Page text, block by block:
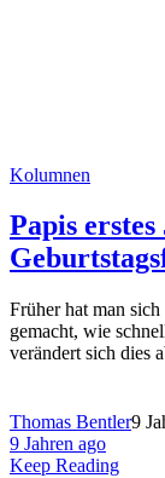
Kolumnen
Papis
Früher hat man
gemacht, wie
verändert sich dies
Thomas Bentler9
9 Jahren ago
Keep Reading